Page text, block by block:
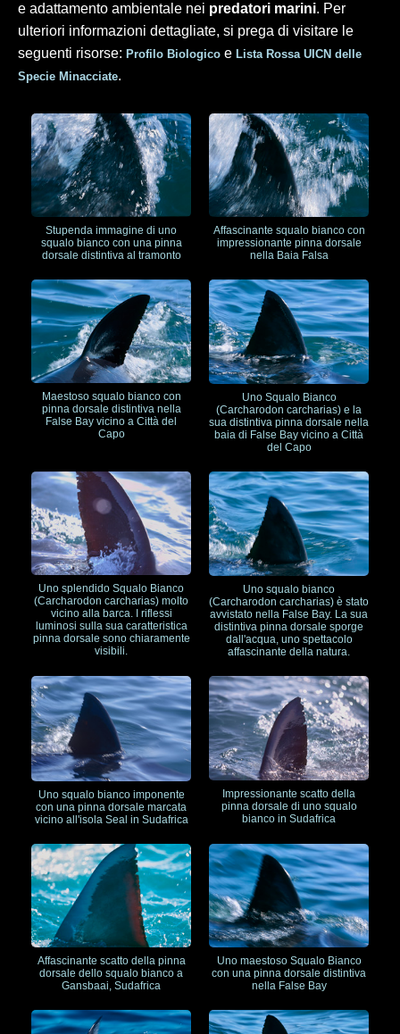
e adattamento ambientale nei predatori marini. Per
ulteriori informazioni dettagliate, si prega di visitare le
seguenti risorse: Profilo Biologico e Lista Rossa UICN delle
Specie Minacciate.
Stupenda immagine di uno
squalo bianco con una pinna
dorsale distintiva al tramonto
Affascinante squalo bianco con
impressionante pinna dorsale
nella Baia Falsa
Maestoso squalo bianco con
pinna dorsale distintiva nella
False Bay vicino a Città del
Capo
Uno Squalo Bianco
(Carcharodon carcharias) e la
sua distintiva pinna dorsale nella
baia di False Bay vicino a Città
del Capo
Uno splendido Squalo Bianco
(Carcharodon carcharias) molto
vicino alla barca. I riflessi
luminosi sulla sua caratteristica
pinna dorsale sono chiaramente
visibili.
Uno squalo bianco
(Carcharodon carcharias) è stato
avvistato nella False Bay. La sua
distintiva pinna dorsale sporge
dall'acqua, uno spettacolo
affascinante della natura.
Uno squalo bianco imponente
con una pinna dorsale marcata
vicino all'isola Seal in Sudafrica
Impressionante scatto della
pinna dorsale di uno squalo
bianco in Sudafrica
Affascinante scatto della pinna
dorsale dello squalo bianco a
Gansbaai, Sudafrica
Uno maestoso Squalo Bianco
con una pinna dorsale distintiva
nella False Bay